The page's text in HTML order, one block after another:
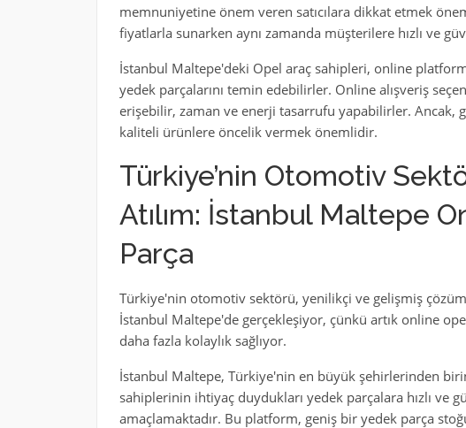
memnuniyetine önem veren satıcılara dikkat etmek
fiyatlarla sunarken aynı zamanda müşterilere hızlı ve
İstanbul Maltepe'deki Opel araç sahipleri, online
yedek parçalarını temin edebilirler. Online alışveriş
erişebilir, zaman ve enerji tasarrufu yapabilirler. Ancak,
kaliteli ürünlere öncelik vermek önemlidir.
Türkiye’nin Otomotiv
Atılım: İstanbul Maltepe
Parça
Türkiye'nin otomotiv sektörü, yenilikçi ve gelişmiş
İstanbul Maltepe'de gerçekleşiyor, çünkü artık online
daha fazla kolaylık sağlıyor.
İstanbul Maltepe, Türkiye'nin en büyük şehirlerinden
sahiplerinin ihtiyaç duydukları yedek parçalara hızlı ve
amaçlamaktadır. Bu platform, geniş bir yedek parça